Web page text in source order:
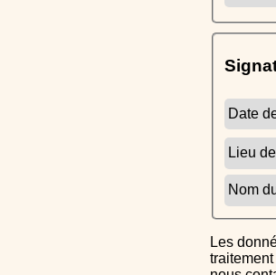
Date
Lieu
Nom
Les données entrées dans le formulaire sont uniquement inscrites dans le CERFA généré, elles ne font l'objet d'aucun autre